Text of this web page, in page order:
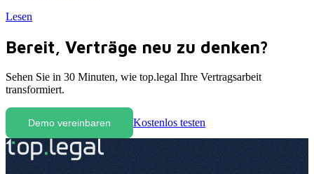
Lesen
Bereit, Verträge neu zu denken?
Sehen Sie in 30 Minuten, wie top.legal Ihre Vertragsarbeit
transformiert.
Demo vereinbaren Kostenlos testen